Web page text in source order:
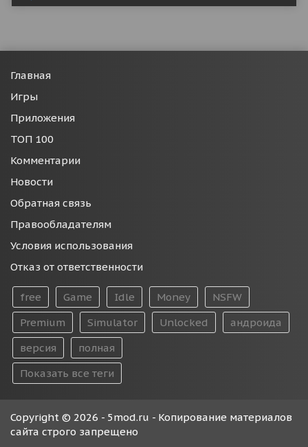
Главная
Игры
Приложения
ТОП 100
Комментарии
Новости
Обратная связь
Правообладателям
Условия использования
Отказ от ответственности
free Game Idle Money
NSFW
Premium
Simulator Unlocked
андроида
версия
полная
Показать все теги
Copyright © 2026 - 5mod.ru - Копирование материалов
сайта строго запрещено